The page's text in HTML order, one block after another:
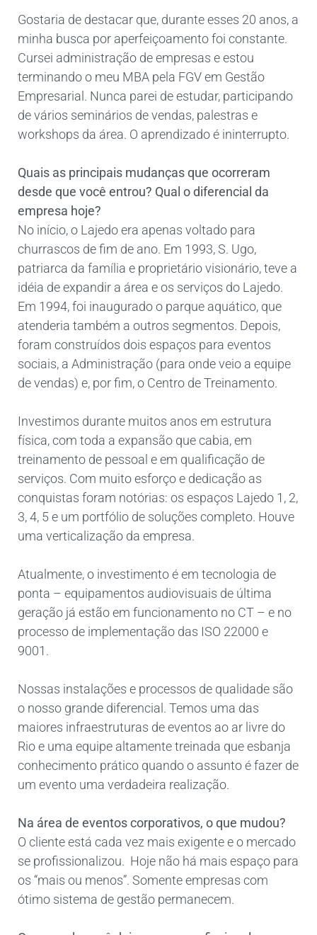
Gostaria de destacar que, durante esses 20 anos, a
minha busca por aperfeiçoamento foi constante.
Cursei administração de empresas e estou
terminando o meu MBA pela FGV em Gestão
Empresarial. Nunca parei de estudar, participando
de vários seminários de vendas, palestras e
workshops da área. O aprendizado é ininterrupto.
Quais as principais mudanças que ocorreram
desde que você entrou? Qual o diferencial da
empresa hoje?
No início, o Lajedo era apenas voltado para
churrascos de fim de ano. Em 1993, S. Ugo,
patriarca da família e proprietário visionário, teve a
idéia de expandir a área e os serviços do Lajedo.
Em 1994, foi inaugurado o parque aquático, que
atenderia também a outros segmentos. Depois,
foram construídos dois espaços para eventos
sociais, a Administração (para onde veio a equipe
de vendas) e, por fim, o Centro de Treinamento.
Investimos durante muitos anos em estrutura
física, com toda a expansão que cabia, em
treinamento de pessoal e em qualificação de
serviços. Com muito esforço e dedicação as
conquistas foram notórias: os espaços Lajedo 1, 2,
3, 4, 5 e um portfólio de soluções completo. Houve
uma verticalização da empresa.
Atualmente, o investimento é em tecnologia de
ponta – equipamentos audiovisuais de última
geração já estão em funcionamento no CT – e no
processo de implementação das ISO 22000 e
9001.
Nossas instalações e processos de qualidade são
o nosso grande diferencial. Temos uma das
maiores infraestruturas de eventos ao ar livre do
Rio e uma equipe altamente treinada que esbanja
conhecimento prático quando o assunto é fazer de
um evento uma verdadeira realização.
Na área de eventos corporativos, o que mudou?
O cliente está cada vez mais exigente e o mercado
se profissionalizou. Hoje não há mais espaço para
os “mais ou menos”. Somente empresas com
ótimo sistema de gestão permanecem.